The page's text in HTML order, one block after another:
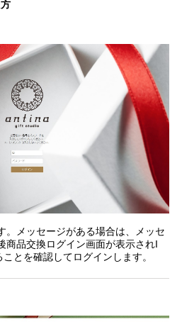
。メッセージがある場合は、メッセ
商品交換ログイン画面が表示されI
とを確認してログインします。